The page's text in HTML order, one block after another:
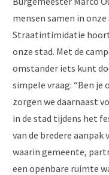
mensen samen in
Straatintimidatie
onze stad. Met de
omstander iets kunt
simpele vraag: “Ben je
zorgen we daarnaast
in de stad tijdens het
van de bredere
waarin gemeente,
een openbare ruimte